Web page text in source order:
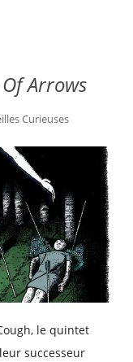
Arrows
Curieuses
le quintet
successeur